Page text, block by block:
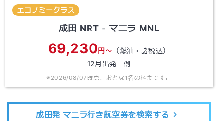
成田 NRT - マニラ MNL
エコノミークラス
69,230円～ （燃油・諸税込）
12月出発一例
※ 2026/08/07 時点、おとな1名の料金です。
成田発 マニラ行き航空券を検索する